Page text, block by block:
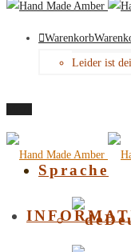
Warenkorb
Leider ist
Sprache